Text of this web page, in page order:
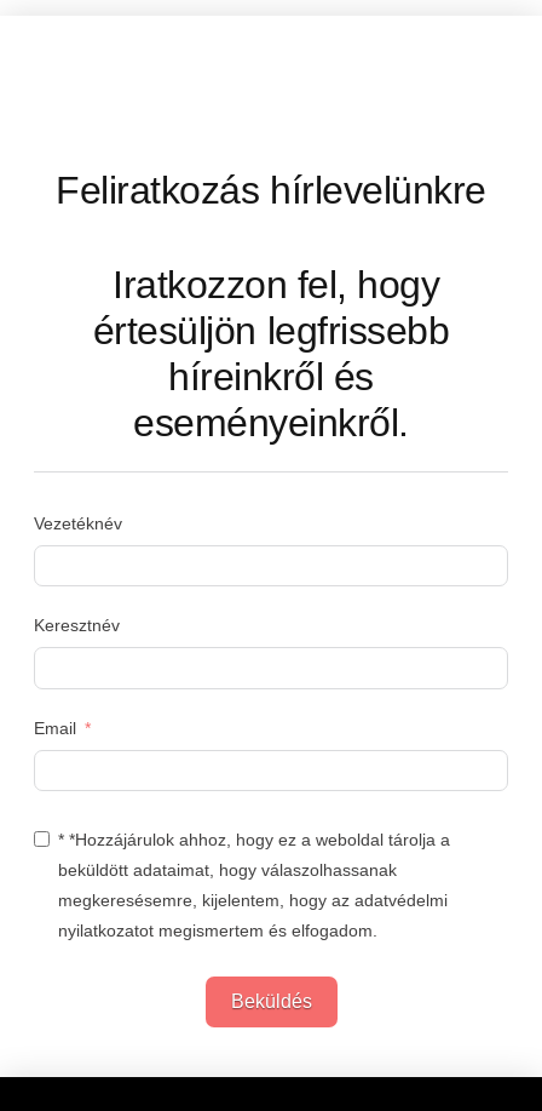
Feliratkozás hírlevelünkre
Iratkozzon fel, hogy
értesüljön legfrissebb
híreinkről és
eseményeinkről.
Vezetéknév
Keresztnév
Email
* *Hozzájárulok ahhoz, hogy ez a weboldal tárolja a
beküldött adataimat, hogy válaszolhassanak
megkeresésemre, kijelentem, hogy az adatvédelmi
nyilatkozatot megismertem és elfogadom.
Beküldés